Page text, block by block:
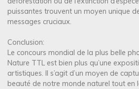
puissantes trouvent un moyen unique
messages cruciaux.
Conclusion:
Le concours mondial de la plus belle
Nature TTL est bien plus qu’une
artistiques. Il s’agit d’un moyen de
beauté de notre monde naturel tout en